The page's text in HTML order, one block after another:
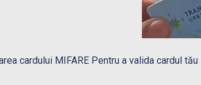
cardului MIFARE Pentru a valida cardul